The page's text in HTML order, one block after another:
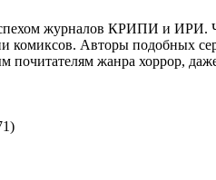
журналов КРИПИ и ИРИ.
комиксов. Авторы подобных
жанра хоррор, даже